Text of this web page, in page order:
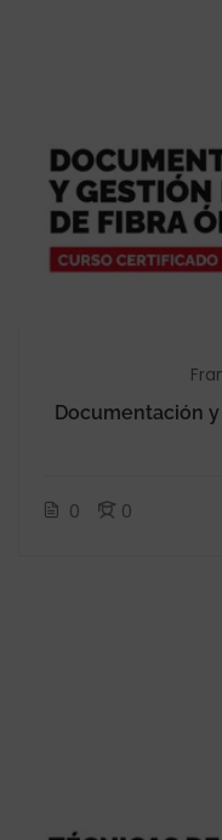
Documentación
0 0